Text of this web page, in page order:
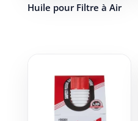
Huile pour Filtre à Air